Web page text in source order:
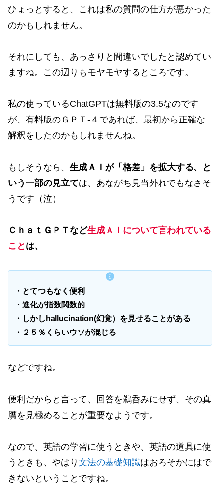
ひょっとすると、これは私の質問の仕方が悪かった
のかもしれません。
それにしても、あっさりと間違いでしたと認めてい
ますね。この辺りもモヤモヤするところです。
私の使っているChatGPTは無料版の3.5なのです
が、有料版のＧＰＴ‐４であれば、最初から正確な
解釈をしたのかもしれませんね。
もしそうなら、 生成ＡＩが「格差」を拡大する、と
いう一部の見立ては、あながち見当外れでもなさそ
うです（泣）
ＣｈａｔＧＰＴなど生成ＡＩについて言われている
こと は、
・とてつもなく便利
・進化が指数関数的
・しかしhallucination(幻覚）を見せることがある
・２５％くらいウソが混じる
などですね。
便利だからと言って、回答を鵜呑みにせず、その真
贋を見極めることが重要なようです。
なので、英語の学習に使うときや、英語の道具に使
うときも、やはり 文法の基礎知識はおろそかにはで
きないということですね。